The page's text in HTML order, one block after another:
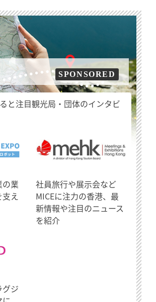
SPONSORED
と注目観光局・団体のインタビ
業
え
社員旅行や展示会など
MICEに注力の香港、最
新情報や注目のニュース
を紹介
グジ